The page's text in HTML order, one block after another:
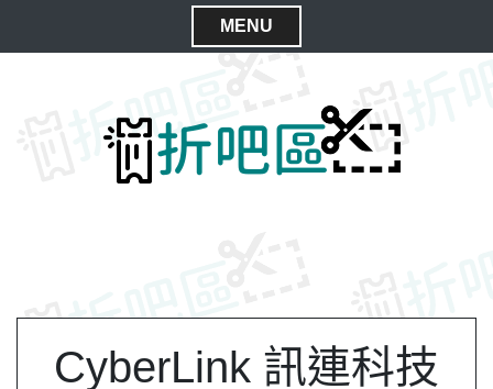
MENU
C
CyberLink 訊連科技